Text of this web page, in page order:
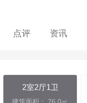
点评 资讯
2室2厅1卫